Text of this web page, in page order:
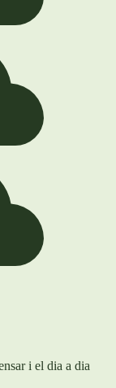
i el dia a dia